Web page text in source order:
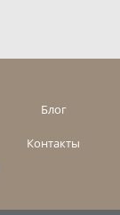
Блог
Контакты